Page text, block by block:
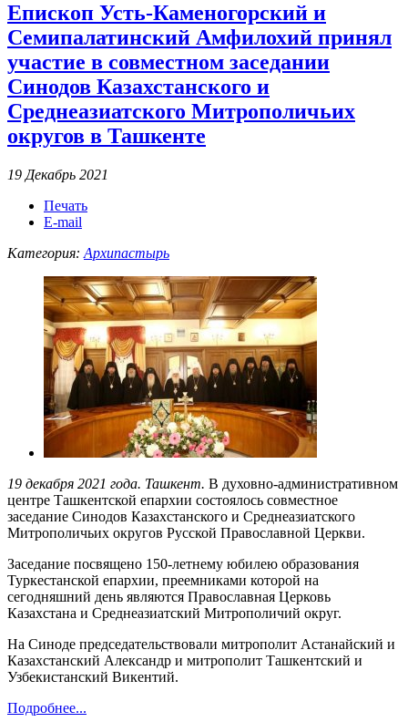
Епископ Усть-Каменогорский и
Семипалатинский Амфилохий принял
участие в совместном заседании
Синодов Казахстанского и
Среднеазиатского Митрополичьих
округов в Ташкенте
19 Декабрь 2021
Печать
E-mail
Категория: Архипастырь
19 декабря 2021 года. Ташкент. В духовно-административном
центре Ташкентской епархии состоялось совместное
заседание Синодов Казахстанского и Среднеазиатского
Митрополичьих округов Русской Православной Церкви.
Заседание посвящено 150-летнему юбилею образования
Туркестанской епархии, преемниками которой на
сегодняшний день являются Православная Церковь
Казахстана и Среднеазиатский Митрополичий округ.
На Синоде председательствовали митрополит Астанайский и
Казахстанский Александр и митрополит Ташкентский и
Узбекистанский Викентий.
Подробнее...